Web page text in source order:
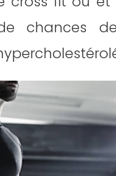
chances